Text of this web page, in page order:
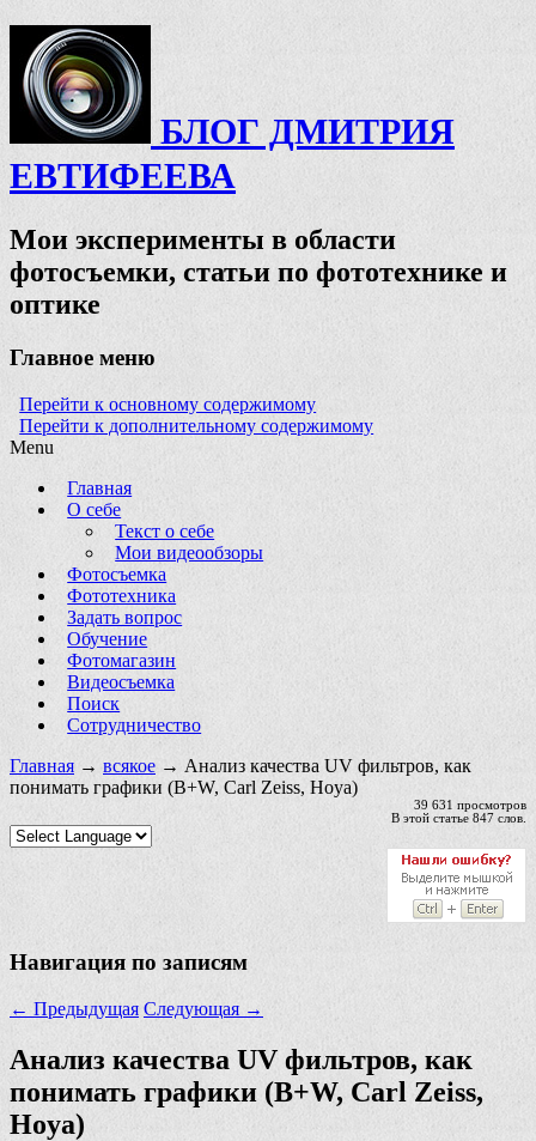
БЛОГ ДМИТРИЯ
ЕВТИФЕЕВА
Мои эксперименты в области
фотосъемки, статьи по фототехнике и
оптике
Главное меню
Перейти к основному содержимому
Перейти к дополнительному содержимому
Menu
Главная
О себе
Текст о себе
Мои видеообзоры
Фотосъемка
Фототехника
Задать вопрос
Обучение
Фотомагазин
Видеосъемка
Поиск
Сотрудничество
Главная → всякое → Анализ качества UV фильтров, как
понимать графики (B+W, Carl Zeiss, Hoya)
39 631 просмотров
В этой статье 847 слов.
Навигация по записям
← Предыдущая Следующая →
Анализ качества UV фильтров, как
понимать графики (B+W, Carl Zeiss,
Hoya)